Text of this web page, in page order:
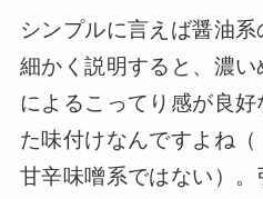
シンプルに言えば醤油
細かく説明すると、濃
によるこってり感が良
た味付けなんですよね
甘辛味噌系ではない）